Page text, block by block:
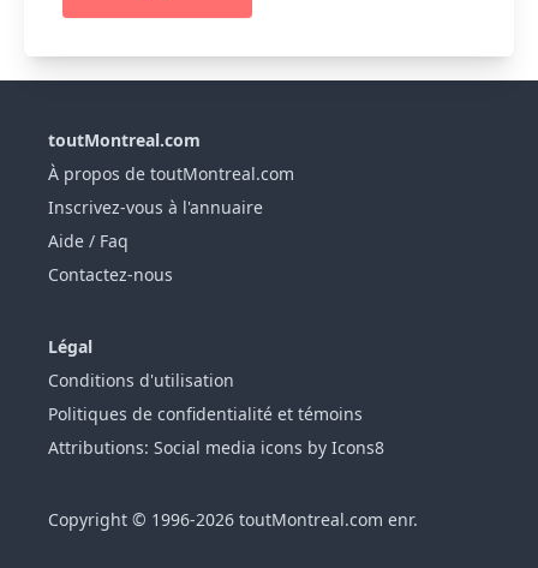
toutMontreal.com
À propos de toutMontreal.com
Inscrivez-vous à l'annuaire
Aide / Faq
Contactez-nous
Légal
Conditions d'utilisation
Politiques de confidentialité et témoins
Attributions: Social media icons by Icons8
Copyright © 1996-2026 toutMontreal.com enr.